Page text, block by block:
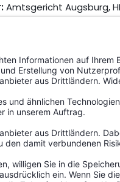
Amtsgericht Augsburg,
§ 18 MStV:Jürgen
Erfüllung der
einem